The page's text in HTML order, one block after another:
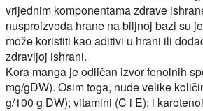
vrijednim komponentama zdrave
nusproizvoda hrane na biljnoj bazi su
može koristiti kao aditivi u hrani ili
zdravijoj ishrani.
Kora manga je odličan izvor fenolnih
mg/gDW). Osim toga, nude velike
g/100 g DW); vitamini (C i E); i